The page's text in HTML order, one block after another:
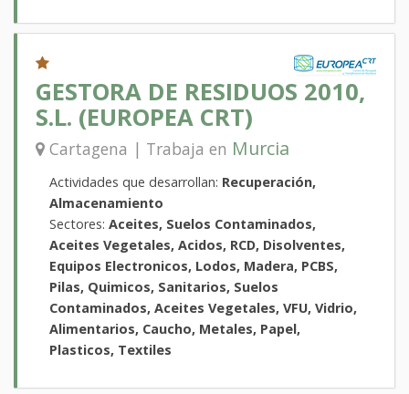
GESTORA DE RESIDUOS 2010,
S.L. (EUROPEA CRT)
Cartagena | Trabaja en Murcia
Actividades que desarrollan: Recuperación,
Almacenamiento
Sectores: Aceites, Suelos Contaminados,
Aceites Vegetales, Acidos, RCD, Disolventes,
Equipos Electronicos, Lodos, Madera, PCBS,
Pilas, Quimicos, Sanitarios, Suelos
Contaminados, Aceites Vegetales, VFU, Vidrio,
Alimentarios, Caucho, Metales, Papel,
Plasticos, Textiles